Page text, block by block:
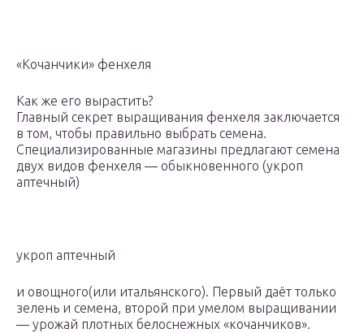
«Кочанчики» фенхеля
Как же его вырастить?
Главный секрет выращивания фенхеля заключается
в том, чтобы правильно выбрать семена.
Специализированные магазины предлагают семена
двух видов фенхеля — обыкновенного (укроп
аптечный)
укроп аптечный
и овощного(или итальянского). Первый даёт только
зелень и семена, второй при умелом выращивании
— урожай плотных белоснежных «кочанчиков».